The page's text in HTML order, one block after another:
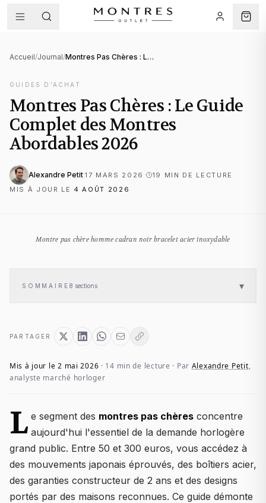
Accueil/Journal/ Montres Pas Chères : Le Guide Complet des Montres Abordables 2026
GUIDES D'ACHAT
Montres Pas Chères : Le Guide
Complet des Montres
Abordables 2026
Alexandre Petit 17 MARS 2026 19 MIN DE LECTURE
MIS À JOUR LE 4 AOÛT 2026
Montre pas chère homme cadran noir bracelet acier inoxydable
SOMMAIRE 8 sections ▾
PARTAGER
Mis à jour le 2 mai 2026 · 14 min de lecture · Par Alexandre Petit,
analyste marché horloger
L e segment des montres pas chèresconcentre
aujourd'hui l'essentiel de la demande horlogère
grand public. Entre 50 et 300 euros, vous accédez à
des mouvements japonais éprouvés, des boîtiers acier,
des garanties constructeur de 2 ans et des designs
portés par des maisons reconnues. Ce guide démonte